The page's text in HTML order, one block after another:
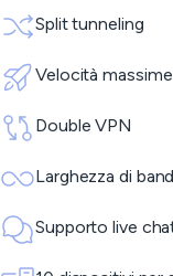
Split tunneling
Velocità massime
Double VPN
Larghezza di
Supporto live